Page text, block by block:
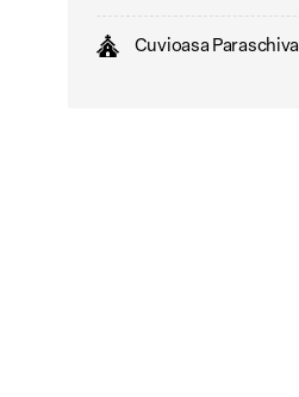
Cuvioasa Paraschiva